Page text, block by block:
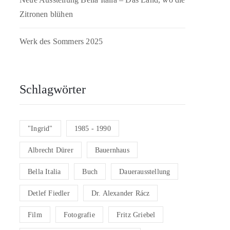
Zitronen blühen
Werk des Sommers 2025
Schlagwörter
"Ingrid" 1985 - 1990
Albrecht Dürer Bauernhaus
Bella Italia Buch Dauerausstellung
Detlef Fiedler Dr. Alexander Rácz
Film Fotografie Fritz Griebel